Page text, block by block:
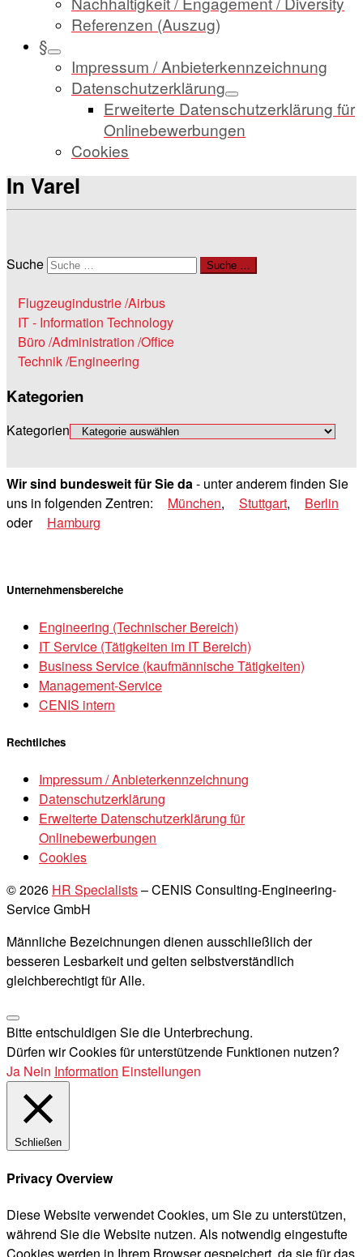
Referenzen (Auszug)
§
Impressum / Anbieterkennzeichnung
Datenschutzerklärung
Erweiterte Datenschutzerklärung für
Onlinebewerbungen
Cookies
In Varel
Suche Suche …
Flugzeugindustrie /Airbus
IT - Information Technology
Büro /Administration /Office
Technik /Engineering
Kategorien
Kategorien
Wir sind bundesweit für Sie da- unter anderem finden Sie
uns in folgenden Zentren:
München, Stuttgart,
Berlin
oder
Hamburg
Unternehmensbereiche
Engineering (Technischer Bereich)
IT Service (Tätigkeiten im IT Bereich)
Business Service (kaufmännische Tätigkeiten)
Management-Service
CENIS intern
Rechtliches
Impressum / Anbieterkennzeichnung
Datenschutzerklärung
Erweiterte Datenschutzerklärung für
Onlinebewerbungen
Cookies
© 2026 HR Specialists–CENIS Consulting-Engineering-
Service GmbH
Männliche Bezeichnungen dienen ausschließlich der
besseren Lesbarkeit und gelten selbstverständlich
gleichberechtigt für Alle.
Bitte entschuldigen Sie die Unterbrechung.
Dürfen wir Cookies für unterstützende Funktionen nutzen?
Ja Nein Information Einstellungen
Schließen
Privacy Overview
Diese Website verwendet Cookies, um Sie zu unterstützen,
während Sie die Website nutzen. Als notwendig eingestufte